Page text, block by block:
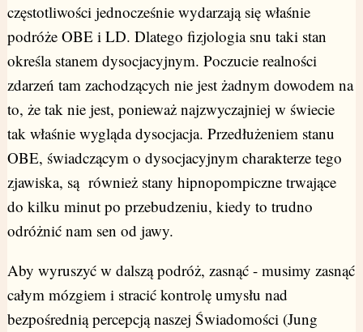
częstotliwości jednocześnie wydarzają się właśnie
podróże OBE i LD. Dlatego fizjologia snu taki stan
określa stanem dysocjacyjnym. Poczucie realności
zdarzeń tam zachodzących nie jest żadnym dowodem na
to, że tak nie jest, ponieważ najzwyczajniej w świecie
tak właśnie wygląda dysocjacja. Przedłużeniem stanu
OBE, świadczącym o dysocjacyjnym charakterze tego
zjawiska, są również stany hipnopompiczne trwające
do kilku minut po przebudzeniu, kiedy to trudno
odróżnić nam sen od jawy.
Aby wyruszyć w dalszą podróż, zasnąć - musimy zasnąć
całym mózgiem i stracić kontrolę umysłu nad
bezpośrednią percepcją naszej Świadomości (Jung